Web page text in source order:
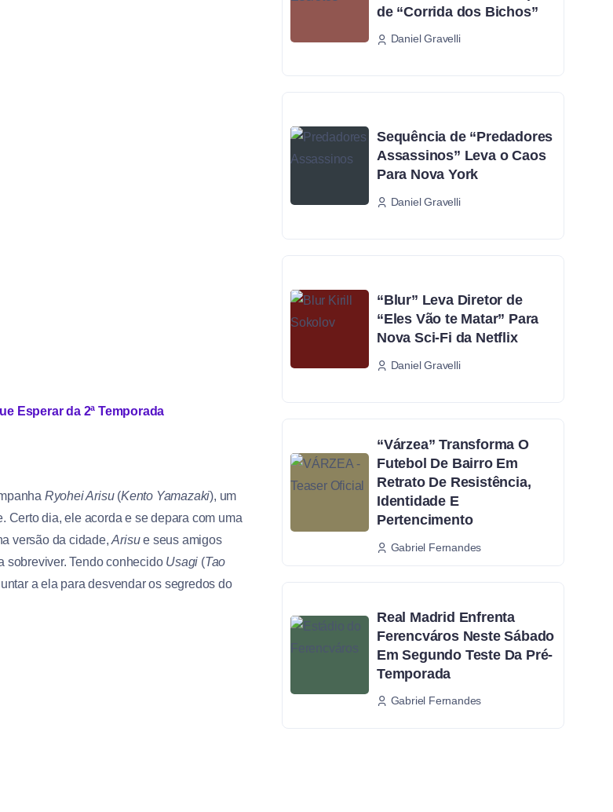
Esperar da 2ª Temporada
Ryohei Arisu(Kento Yamazaki), um
Certo dia, ele acorda e se depara com uma
versão da cidade,Arisue seus amigos
sobreviver. Tendo conhecido Usagi (Tao
a ela para desvendar os segredos do
de “Corrida dos Bichos”
Daniel Gravelli
Sequência de “Predadores
Assassinos” Leva o Caos
Para Nova York
Daniel Gravelli
“Blur” Leva Diretor de
“Eles Vão te Matar” Para
Nova Sci-Fi da Netflix
Daniel Gravelli
“Várzea” Transforma O
Futebol De Bairro Em
Retrato De Resistência,
Identidade E
Pertencimento
Gabriel Fernandes
Real Madrid Enfrenta
Ferencváros Neste Sábado
Em Segundo Teste Da Pré-
Temporada
Gabriel Fernandes